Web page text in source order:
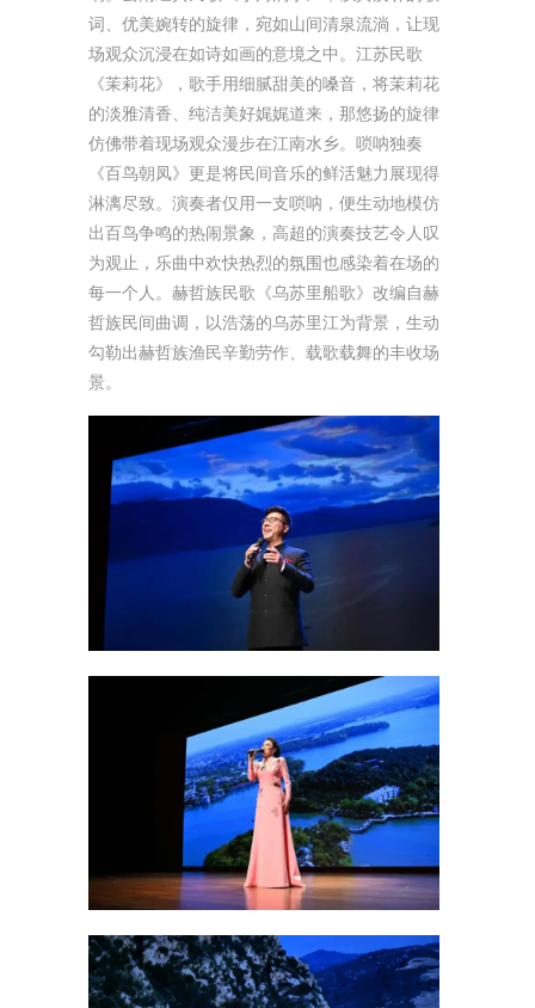
词、优美婉转的旋律，宛如山间清泉流淌，让现
场观众沉浸在如诗如画的意境之中。江苏民歌
《茉莉花》，歌手用细腻甜美的嗓音，将茉莉花
的淡雅清香、纯洁美好娓娓道来，那悠扬的旋律
仿佛带着现场观众漫步在江南水乡。唢呐独奏
《百鸟朝凤》更是将民间音乐的鲜活魅力展现得
淋漓尽致。演奏者仅用一支唢呐，便生动地模仿
出百鸟争鸣的热闹景象，高超的演奏技艺令人叹
为观止，乐曲中欢快热烈的氛围也感染着在场的
每一个人。赫哲族民歌《乌苏里船歌》改编自赫
哲族民间曲调，以浩荡的乌苏里江为背景，生动
勾勒出赫哲族渔民辛勤劳作、载歌载舞的丰收场
景。